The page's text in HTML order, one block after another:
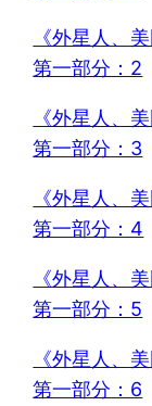
《外星人、
第一部分：2
《外星人、
第一部分：3
《外星人、
第一部分：4
《外星人、
第一部分：5
《外星人、
第一部分：6